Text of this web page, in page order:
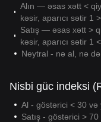
Alın — əsas xətt <
kəsir, aparıcı sətir 1
Satış — əsas xətt >
kəsir, aparıcı sətir 1
Neytral - nə al, nə
Nisbi güc indeksi
Al - göstərici < 30 və
Satış - göstərici >